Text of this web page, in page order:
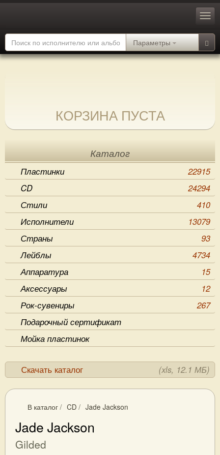
Параметры
КОРЗИНА ПУСТА
Каталог
Пластинки
22915
CD
24294
Стили
410
Исполнители
13079
Страны
93
Лейблы
4734
Аппаратура
15
Аксессуары
12
Рок-сувениры
267
Подарочный сертификат
Мойка пластинок
Скачать каталог (xls, 12.1 МБ)
В каталог / CD / Jade Jackson
Jade Jackson
Gilded